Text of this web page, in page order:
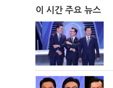
이 시간 주요 뉴스